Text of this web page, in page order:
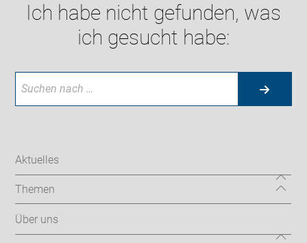
Ich habe nicht gefunden, was
ich gesucht habe:
Aktuelles
Themen
Über uns